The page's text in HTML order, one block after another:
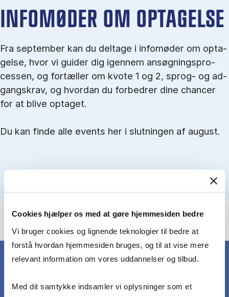
Cookies hjælper os med at gøre hjemmesiden bedre
Vi bruger cookies og lignende teknologier til bedre at
forstå hvordan hjemmesiden bruges, og til at vise mere
relevant information om vores uddannelser og tilbud.
Med dit samtykke indsamler vi oplysninger som et
IN­FO­MØ­DER OM OP­TA­GEL­SE
Fra september kan du del­tage i in­fo­mø­der om op­ta­
gel­se, hvor vi gu­i­der dig igen­nem an­søg­nings­pro­
ces­sen, og for­tæl­ler om kvo­te 1 og 2, sprog- og ad­
gangs­krav, og hvordan du forbedrer dine chancer
for at blive optaget.
Du kan finde alle events her i slutningen af august.